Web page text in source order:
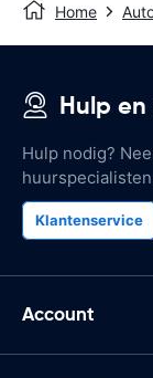
Home
Hulp
Hulp nodig?
Klantenservice
Account